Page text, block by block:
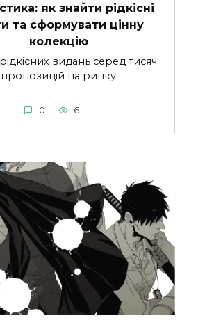
як знайти рідкісні
та сформувати цінну
колекцію
видань серед тисяч
пропозицій на ринку
0 6